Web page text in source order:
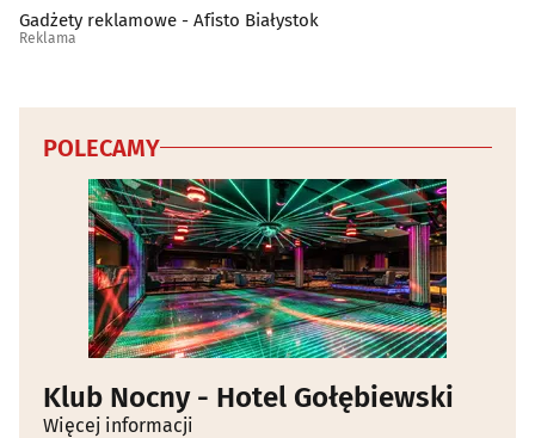
Gadżety reklamowe - Afisto Białystok
Reklama
POLECAMY
Klub Nocny - Hotel Gołębiewski
Więcej informacji